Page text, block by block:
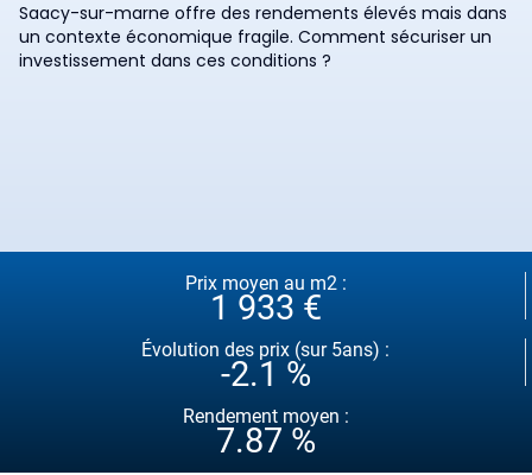
Saacy-sur-marne offre des rendements élevés mais dans
un contexte économique fragile. Comment sécuriser un
investissement dans ces conditions ?
Prix moyen au m2 :
1 933 €
Évolution des prix (sur 5ans) :
-2.1 %
Rendement moyen :
7.87 %